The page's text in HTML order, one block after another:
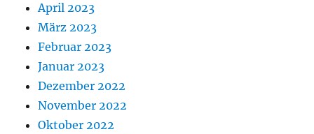
April 2023
März 2023
Februar 2023
Januar 2023
Dezember 2022
November 2022
Oktober 2022